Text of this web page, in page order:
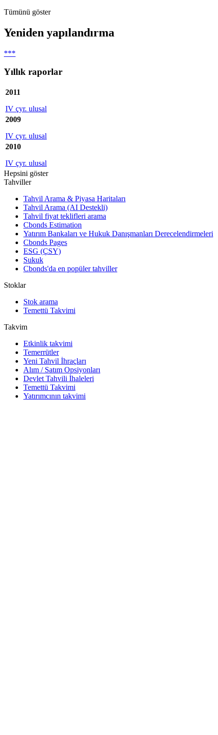
Tümünü göster
Yeniden yapılandırma
***
Yıllık raporlar
2011
IV çyr. ulusal
2009
IV çyr. ulusal
2010
IV çyr. ulusal
Hepsini göster
Tahviller
Tahvil Arama & Piyasa Haritaları
Tahvil Arama (AI Destekli)
Tahvil fiyat teklifleri arama
Cbonds Estimation
Yatırım Bankaları ve Hukuk Danışmanları Derecelendirmeleri
Cbonds Pages
ESG (ÇSY)
Sukuk
Cbonds'da en popüler tahviller
Stoklar
Stok arama
Temettü Takvimi
Takvim
Etkinlik takvimi
Temerrütler
Yeni Tahvil İhraçları
Alım / Satım Opsiyonları
Devlet Tahvili İhaleleri
Temettü Takvimi
Yatırımcının takvimi